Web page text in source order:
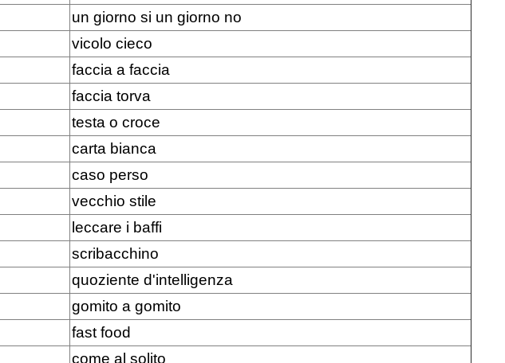
un giorno si un giorno no
vicolo cieco
faccia a faccia
faccia torva
testa o croce
carta bianca
caso perso
vecchio stile
leccare i baffi
scribacchino
quoziente d'intelligenza
gomito a gomito
fast food
come al solito